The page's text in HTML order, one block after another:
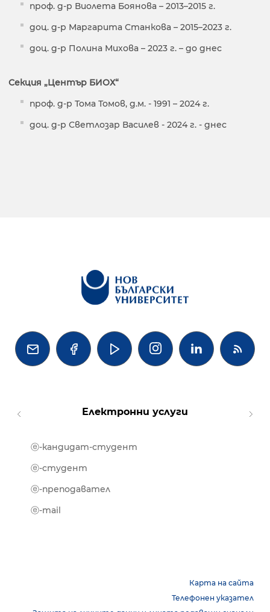
проф. д-р Виолета Боянова – 2013–2015 г.
доц. д-р Маргарита Станкова – 2015–2023 г.
доц. д-р Полина Михова – 2023 г. – до днес
Секция „Център БИОХ“
проф. д-р Тома Томов, д.м. - 1991 – 2024 г.
доц. д-р Светлозар Василев - 2024 г. - днес
   
Електронни услуги
ⓔ-кандидат-студент
ⓔ-студент
ⓔ-преподавател
ⓔ-mail
Карта на сайта
Телефонен указател